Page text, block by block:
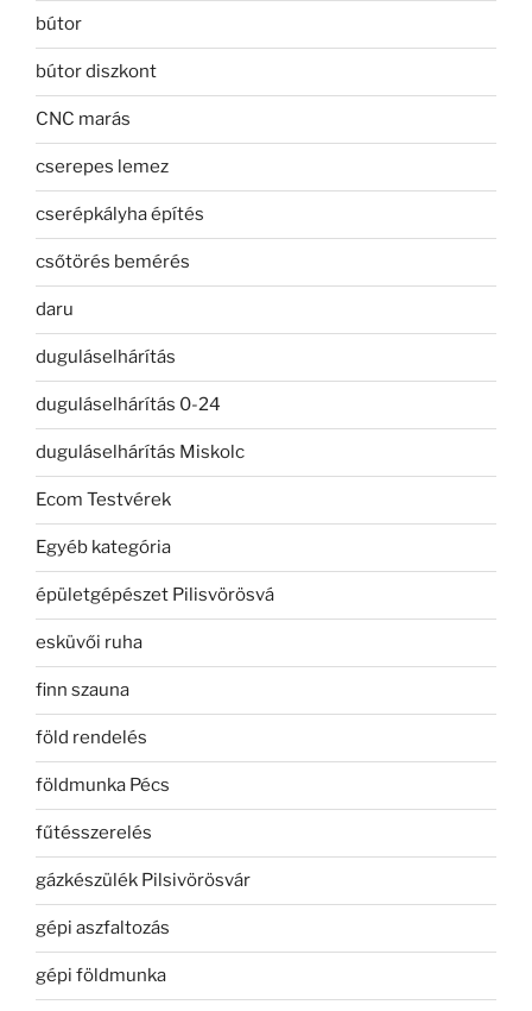
bútor
bútor diszkont
CNC marás
cserepes lemez
cserépkályha építés
csőtörés bemérés
daru
duguláselhárítás
duguláselhárítás 0-24
duguláselhárítás Miskolc
Ecom Testvérek
Egyéb kategória
épületgépészet Pilisvörösvá
esküvői ruha
finn szauna
föld rendelés
földmunka Pécs
fűtésszerelés
gázkészülék Pilsivörösvár
gépi aszfaltozás
gépi földmunka